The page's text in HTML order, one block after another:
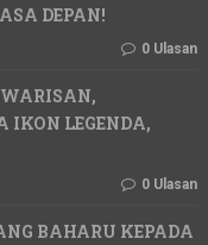
DEPAN!
0 Ulasan
IKON LEGENDA,
0 Ulasan
BAHARU KEPADA